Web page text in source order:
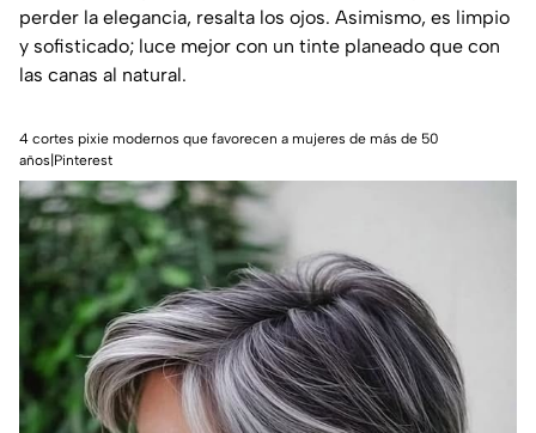
perder la elegancia, resalta los ojos. Asimismo, es limpio
y sofisticado; luce mejor con un tinte planeado que con
las canas al natural.
4 cortes pixie modernos que favorecen a mujeres de más de 50
años|Pinterest